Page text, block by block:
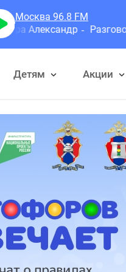
Москва 96.8 FM
Разговоры
Детям Акции